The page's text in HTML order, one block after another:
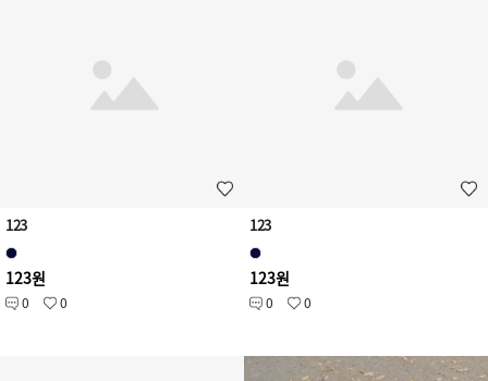
123
123원
0 0
123
123원
0 0